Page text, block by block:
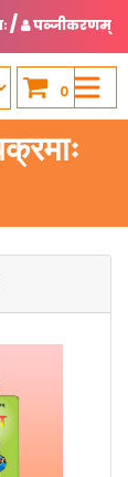
/ पञ्जीकरणम्
0